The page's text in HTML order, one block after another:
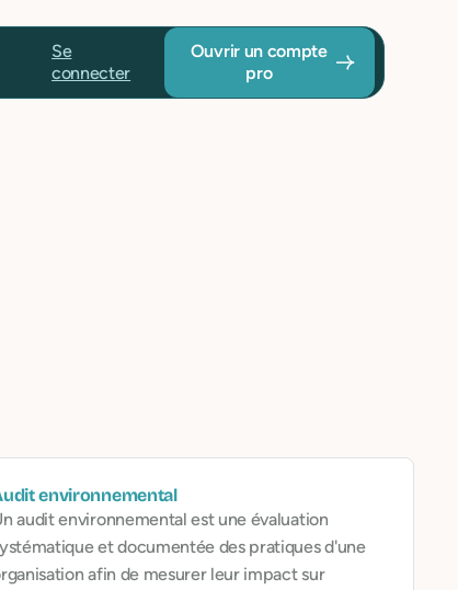
Se
connecter
Ouvrir un compte
pro
environnemental
audit environnemental est une évaluation
et documentée des pratiques d'une
afin de mesurer leur impact sur